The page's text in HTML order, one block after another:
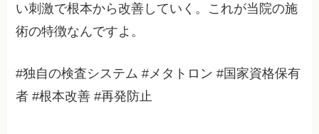
い刺激で根本から改善していく。これが当院の施
術の特徴なんですよ。
#独自の検査システム #メタトロン #国家資格保有
者 #根本改善 #再発防止